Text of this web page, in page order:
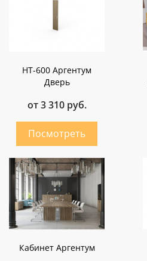
НТ-600 Аргентум
Дверь
от 3 310 руб.
Кабинет Аргентум